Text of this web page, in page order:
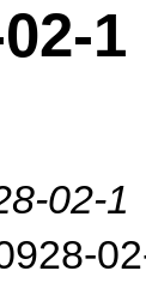
1
02-1